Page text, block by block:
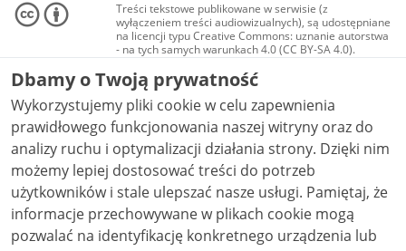
Treści tekstowe publikowane w serwisie (z
wyłączeniem treści audiowizualnych), są udostępniane
na licencji typu Creative Commons: uznanie autorstwa
- na tych samych warunkach 4.0 (CC BY-SA 4.0).
Materiały audiowizualne, w tym zdjęcia, materiały
audio i wideo, są udostępniane na licencji typu
Creative Commons: uznanie autorstwa użycie
niekomercyjne - bez utworów zależnych 4.0 (CC BY-
NC-ND 4.0), o ile nie jest to stwierdzone inaczej.
Dbamy o Twoją prywatność
Wykorzystujemy pliki cookie w celu zapewnienia
prawidłowego funkcjonowania naszej witryny oraz do
analizy ruchu i optymalizacji działania strony. Dzięki nim
możemy lepiej dostosować treści do potrzeb
użytkowników i stale ulepszać nasze usługi. Pamiętaj, że
informacje przechowywane w plikach cookie mogą
pozwalać na identyfikację konkretnego urządzenia lub